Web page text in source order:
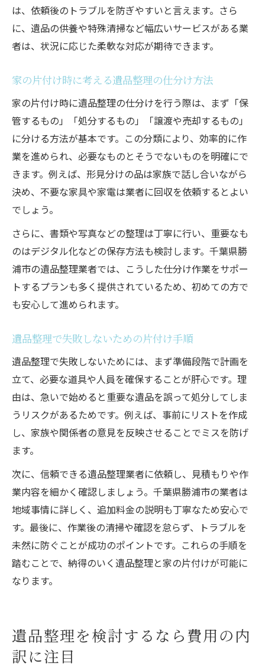
は、依頼後のトラブルを防ぎやすいと言えます。さら
に、遺品の供養や特殊清掃など幅広いサービスがある業
者は、状況に応じた柔軟な対応が期待できます。
家の片付け時に考える遺品整理の仕分け方法
家の片付け時に遺品整理の仕分けを行う際は、まず「保
管するもの」「処分するもの」「譲渡や売却するもの」
に分ける方法が基本です。この分類により、効率的に作
業を進められ、必要なものとそうでないものを明確にで
きます。例えば、形見分けの品は家族で話し合いながら
決め、不要な家具や家電は業者に回収を依頼するとよい
でしょう。
さらに、書類や写真などの整理は丁寧に行い、重要なも
のはデジタル化などの保存方法も検討します。千葉県勝
浦市の遺品整理業者では、こうした仕分け作業をサポー
トするプランも多く提供されているため、初めての方で
も安心して進められます。
遺品整理で失敗しないための片付け手順
遺品整理で失敗しないためには、まず準備段階で計画を
立て、必要な道具や人員を確保することが肝心です。理
由は、急いで始めると重要な遺品を誤って処分してしま
うリスクがあるためです。例えば、事前にリストを作成
し、家族や関係者の意見を反映させることでミスを防げ
ます。
次に、信頼できる遺品整理業者に依頼し、見積もりや作
業内容を細かく確認しましょう。千葉県勝浦市の業者は
地域事情に詳しく、追加料金の説明も丁寧なため安心で
す。最後に、作業後の清掃や確認を怠らず、トラブルを
未然に防ぐことが成功のポイントです。これらの手順を
踏むことで、納得のいく遺品整理と家の片付けが可能に
なります。
遺品整理を検討するなら費用の内
訳に注目